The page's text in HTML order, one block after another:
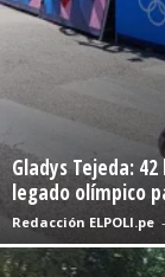
Gladys Tejeda:
legado olímpico
Redacción ELPOLI.pe -